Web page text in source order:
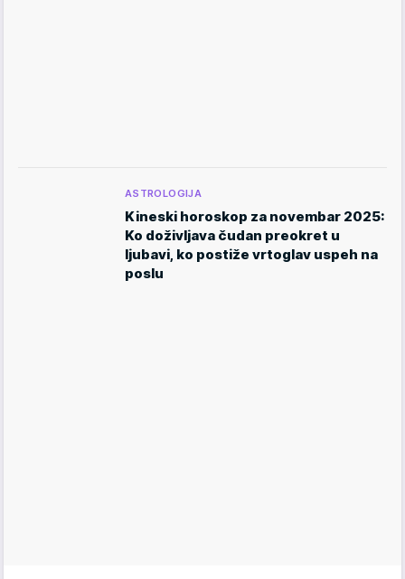
ASTROLOGIJA
Kineski horoskop za novembar 2025:
Ko doživljava čudan preokret u
ljubavi, ko postiže vrtoglav uspeh na
poslu